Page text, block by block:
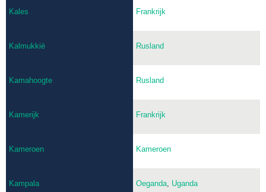
Kales Frankrijk
Kalmukkië Rusland
Kamahoogte Rusland
Kamerijk Frankrijk
Kameroen Kameroen
Kampala Oeganda, Uganda